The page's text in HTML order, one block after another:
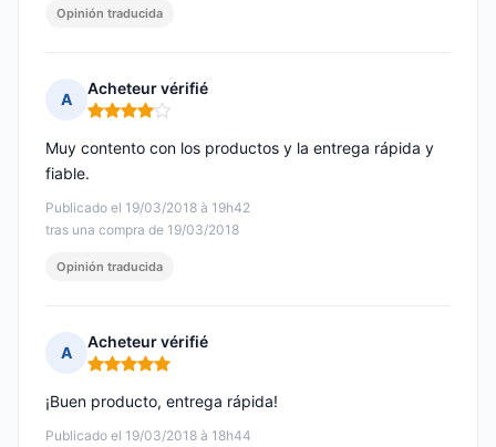
Opinión traducida
A
Acheteur vérifié
Nota: 4 de 5
Publicado el 19/03/2018 à 19h42
tras una compra de 19/03/2018
Muy contento con los productos y la entrega rápida y
fiable.
Opinión traducida
A
Acheteur vérifié
Nota: 5 de 5
Publicado el 19/03/2018 à 18h44
¡Buen producto, entrega rápida!